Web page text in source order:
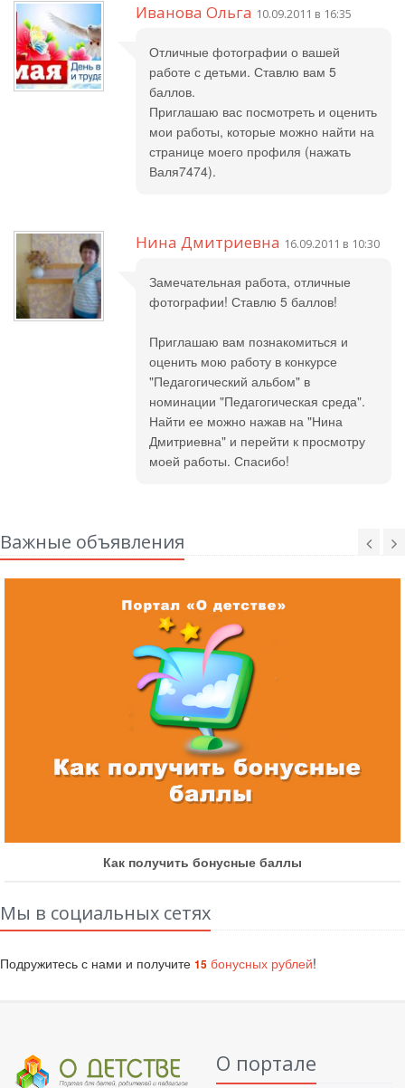
Иванова Ольга 10.09.2011 в 16:35
Отличные фотографии о вашей
работе с детьми. Ставлю вам 5
баллов.
Приглашаю вас посмотреть и оценить
мои работы, которые можно найти на
странице моего профиля (нажать
Валя7474).
Нина Дмитриевна 16.09.2011 в 10:30
Замечательная работа, отличные
фотографии! Ставлю 5 баллов!
Приглашаю вам познакомиться и
оценить мою работу в конкурсе
"Педагогический альбом" в
номинации "Педагогическая среда".
Найти ее можно нажав на "Нина
Дмитриевна" и перейти к просмотру
моей работы. Спасибо!
Важные объявления
Как получить бонусные баллы
Мы в социальных сетях
Подружитесь с нами и получите 15 бонусных рублей!
О портале